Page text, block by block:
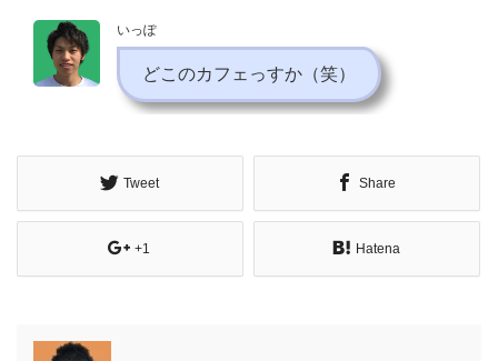
いっぽ
どこのカフェっすか（笑）
Tweet Share
+1 Hatena